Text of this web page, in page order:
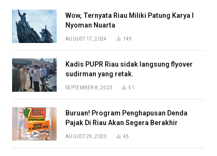
Wow, Ternyata Riau Miliki Patung Karya I
Nyoman Nuarta
AUGUST 17, 2024 149
Kadis PUPR Riau sidak langsung flyover
sudirman yang retak.
SEPTEMBER 8, 2023 51
Buruan! Program Penghapusan Denda
Pajak Di Riau Akan Segera Berakhir
AUGUST 29, 2023 45